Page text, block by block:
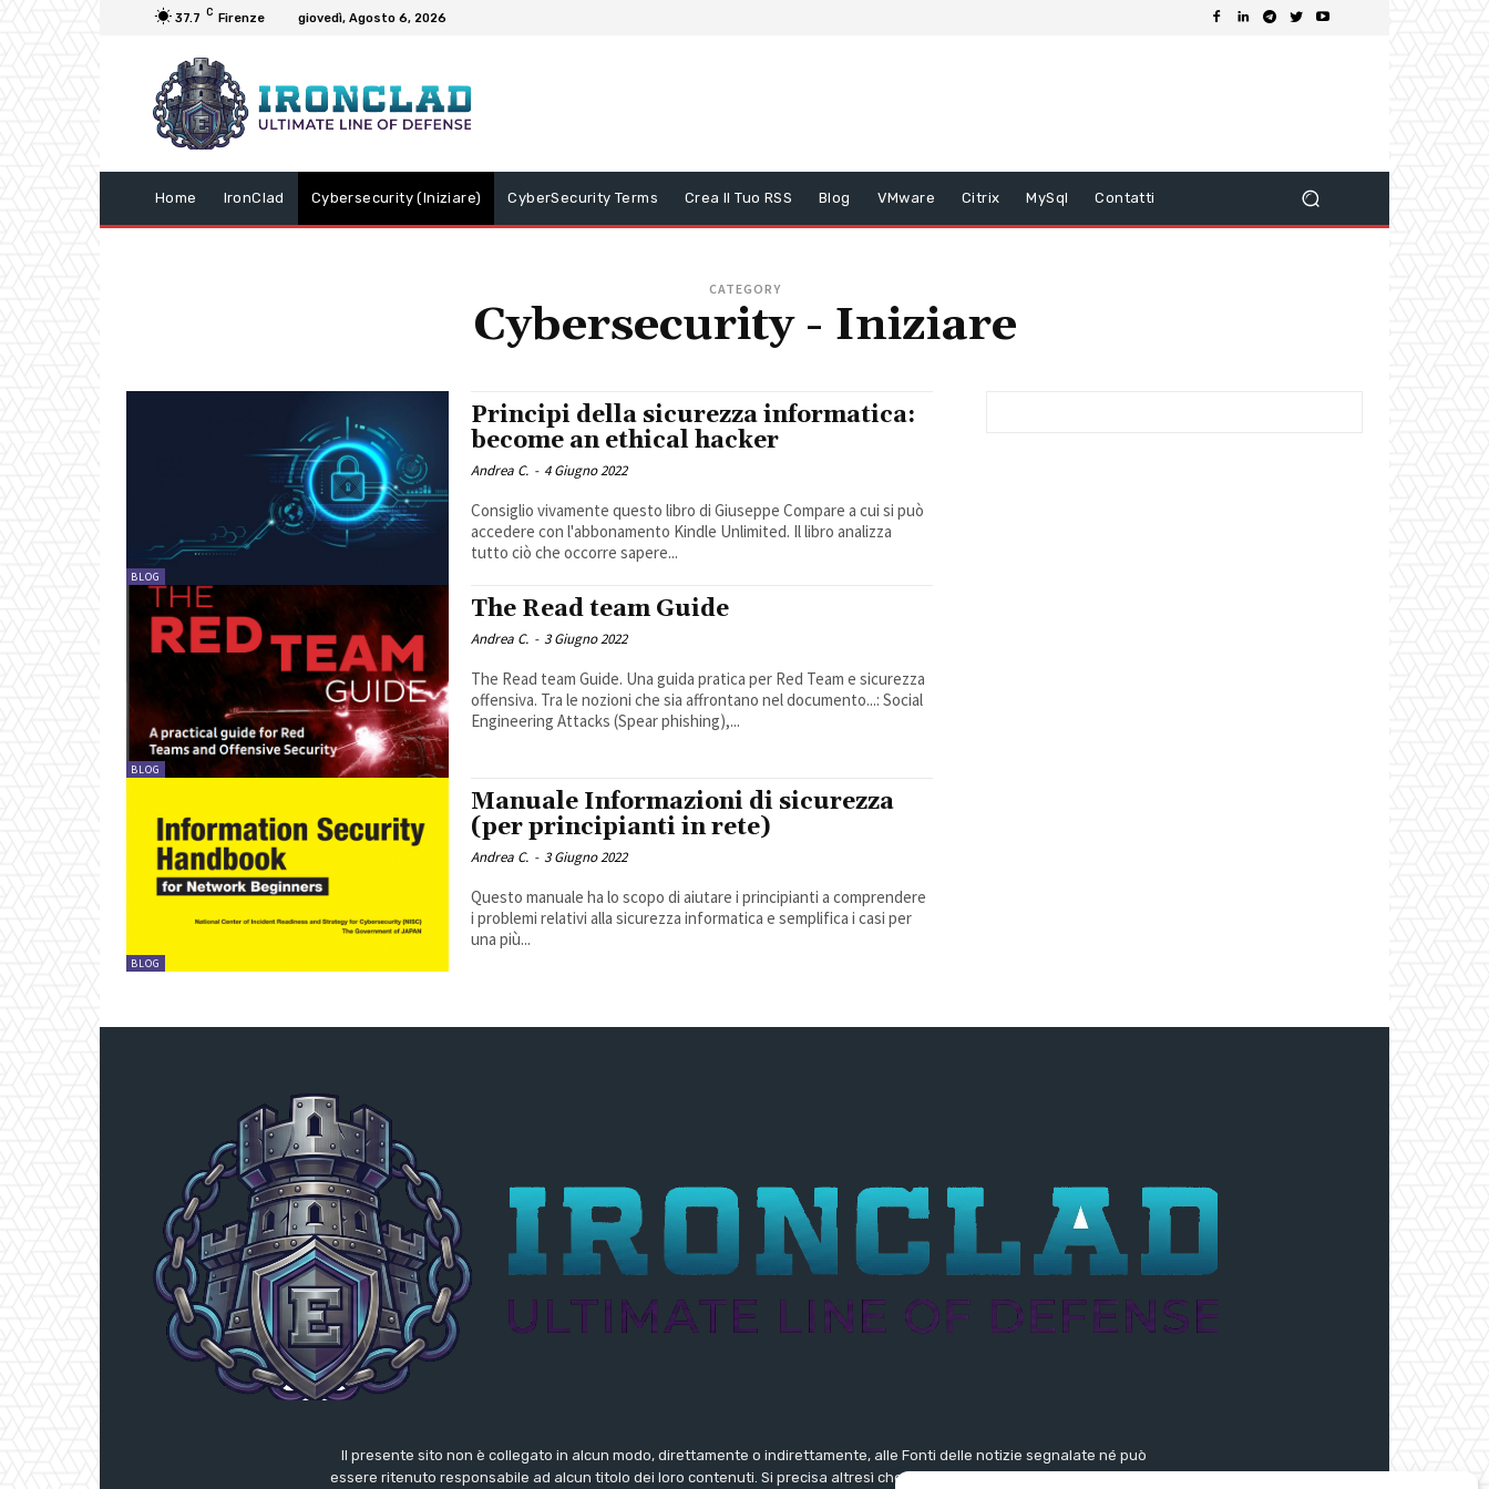
37.7 C Firenze giovedì, Agosto 6, 2026
Home IronClad Cybersecurity (Iniziare) CyberSecurity Terms Crea Il Tuo RSS Blog VMware Citrix MySql Contatti
CATEGORY
Cybersecurity - Iniziare
BLOG
Principi della sicurezza informatica:
become an ethical hacker
Andrea C. - 4 Giugno 2022
Consiglio vivamente questo libro di Giuseppe Compare a cui si può
accedere con l'abbonamento Kindle Unlimited. Il libro analizza
tutto ciò che occorre sapere...
BLOG
The Read team Guide
Andrea C. - 3 Giugno 2022
The Read team Guide. Una guida pratica per Red Team e sicurezza
offensiva. Tra le nozioni che sia affrontano nel documento...: Social
Engineering Attacks (Spear phishing),...
BLOG
Manuale Informazioni di sicurezza
(per principianti in rete)
Andrea C. - 3 Giugno 2022
Questo manuale ha lo scopo di aiutare i principianti a comprendere
i problemi relativi alla sicurezza informatica e semplifica i casi per
una più...
Il presente sito non è collegato in alcun modo, direttamente o indirettamente, alle Fonti delle notizie segnalate né può
essere ritenuto responsabile ad alcun titolo dei loro contenuti. Si precisa altresì che le notizie segnalate dall’aggregatore